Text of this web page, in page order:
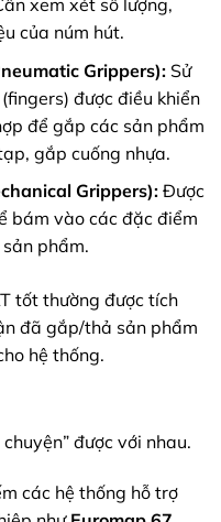
của núm hút.
Grippers):Sử
được điều khiển
để gắp các sản phẩm
gắp cuống nhựa.
Grippers):Được
bám vào các đặc điểm
phẩm.
tốt thường được tích
đã gắp/thả sản phẩm
hệ thống.
được với nhau.
các hệ thống hỗ trợ